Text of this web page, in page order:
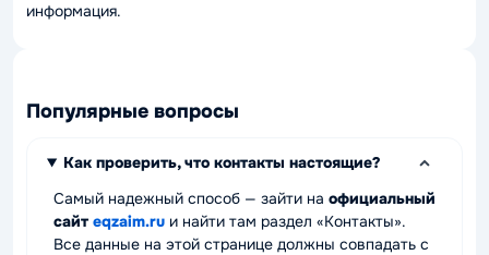
информация.
Популярные вопросы
Как проверить, что контакты настоящие?
Самый надежный способ — зайти на официальный
сайт eqzaim.ru и найти там раздел «Контакты».
Все данные на этой странице должны совпадать с